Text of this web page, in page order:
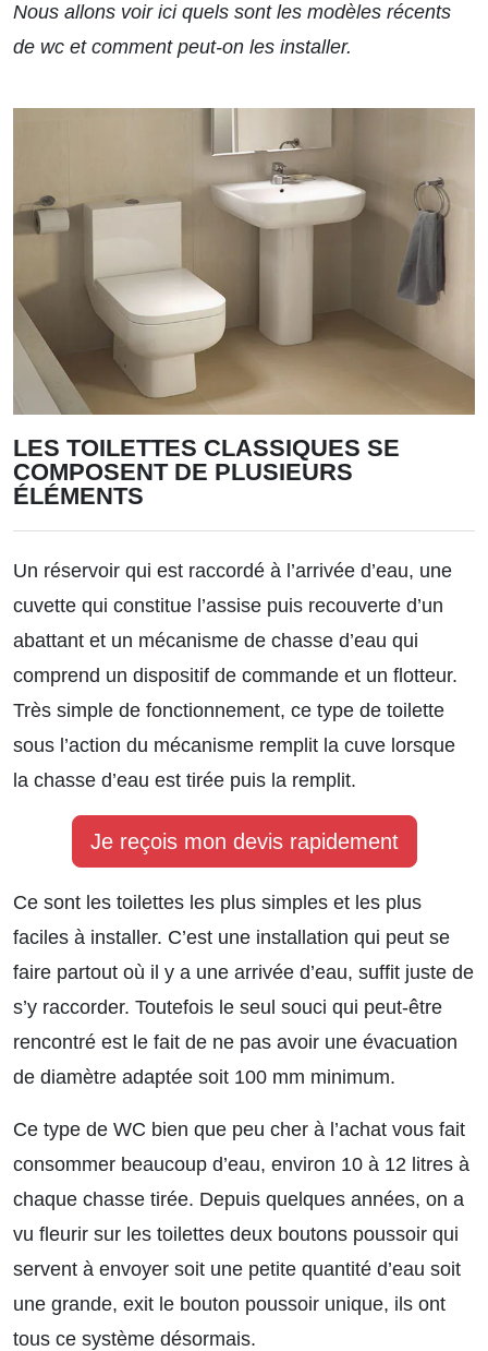
Nous allons voir ici quels sont les modèles récents
de wc et comment peut-on les installer.
LES TOILETTES CLASSIQUES SE
COMPOSENT DE PLUSIEURS
ÉLÉMENTS
Un réservoir qui est raccordé à l’arrivée d’eau, une
cuvette qui constitue l’assise puis recouverte d’un
abattant et un mécanisme de chasse d’eau qui
comprend un dispositif de commande et un flotteur.
Très simple de fonctionnement, ce type de toilette
sous l’action du mécanisme remplit la cuve lorsque
la chasse d’eau est tirée puis la remplit.
Je reçois mon devis rapidement
Ce sont les toilettes les plus simples et les plus
faciles à installer. C’est une installation qui peut se
faire partout où il y a une arrivée d’eau, suffit juste de
s’y raccorder. Toutefois le seul souci qui peut-être
rencontré est le fait de ne pas avoir une évacuation
de diamètre adaptée soit 100 mm minimum.
Ce type de WC bien que peu cher à l’achat vous fait
consommer beaucoup d’eau, environ 10 à 12 litres à
chaque chasse tirée. Depuis quelques années, on a
vu fleurir sur les toilettes deux boutons poussoir qui
servent à envoyer soit une petite quantité d’eau soit
une grande, exit le bouton poussoir unique, ils ont
tous ce système désormais.